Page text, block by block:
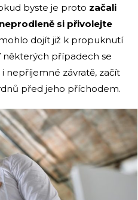
byste je proto začali
si přivolejte
dojít již k propuknutí
případech se
nepříjemné závratě, začít
před jeho příchodem.